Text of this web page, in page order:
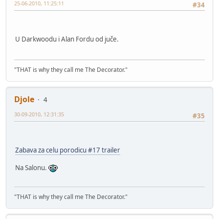
#34
25-06-2010, 11:25:11
U Darkwoodu i Alan Fordu od juče.
"THAT is why they call me The Decorator."
Djole
4
#35
30-09-2010, 12:31:35
Zabava za celu porodicu #17 trailer
Na Salonu.
"THAT is why they call me The Decorator."